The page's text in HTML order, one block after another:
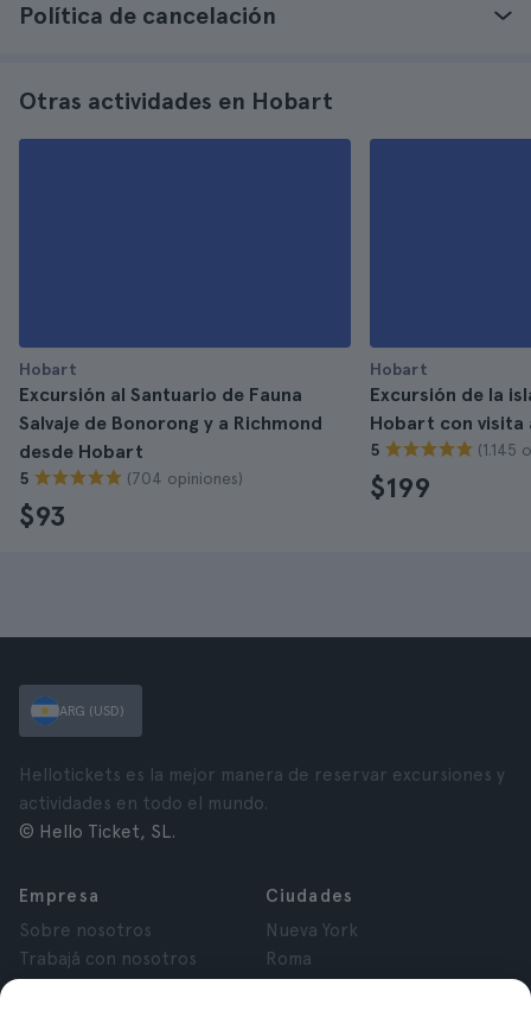
Política de cancelación
Otras actividades en Hobart
Hobart
Excursión al Santuario de Fauna
Salvaje de Bonorong y a Richmond
desde Hobart
5 (704 opiniones)
$93
Hobart
Excursión de la
Hobart con visita
5 (1.145
$199
ARG (USD)
Hellotickets es la mejor manera de reservar excursiones y
actividades en todo el mundo.
© Hello Ticket, SL.
Empresa
Sobre nosotros
Trabajá con nosotros
Ciudades
Nueva York
Roma